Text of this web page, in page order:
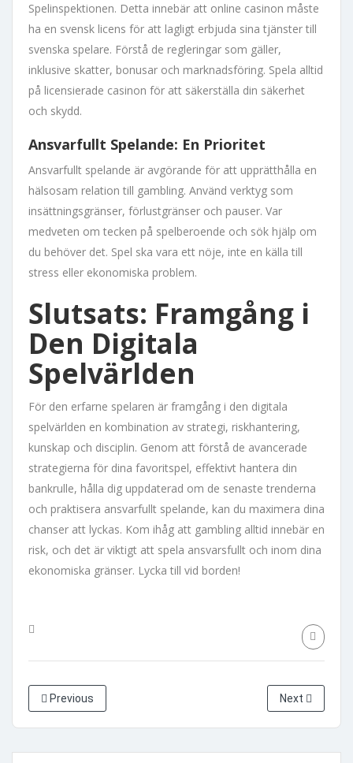
Spelinspektionen. Detta innebär att online casinon måste
ha en svensk licens för att lagligt erbjuda sina tjänster till
svenska spelare. Förstå de regleringar som gäller,
inklusive skatter, bonusar och marknadsföring. Spela alltid
på licensierade casinon för att säkerställa din säkerhet
och skydd.
Ansvarfullt Spelande: En Prioritet
Ansvarfullt spelande är avgörande för att upprätthålla en
hälsosam relation till gambling. Använd verktyg som
insättningsgränser, förlustgränser och pauser. Var
medveten om tecken på spelberoende och sök hjälp om
du behöver det. Spel ska vara ett nöje, inte en källa till
stress eller ekonomiska problem.
Slutsats: Framgång i
Den Digitala
Spelvärlden
För den erfarne spelaren är framgång i den digitala
spelvärlden en kombination av strategi, riskhantering,
kunskap och disciplin. Genom att förstå de avancerade
strategierna för dina favoritspel, effektivt hantera din
bankrulle, hålla dig uppdaterad om de senaste trenderna
och praktisera ansvarfullt spelande, kan du maximera dina
chanser att lyckas. Kom ihåg att gambling alltid innebär en
risk, och det är viktigt att spela ansvarsfullt och inom dina
ekonomiska gränser. Lycka till vid borden!
Previous Next